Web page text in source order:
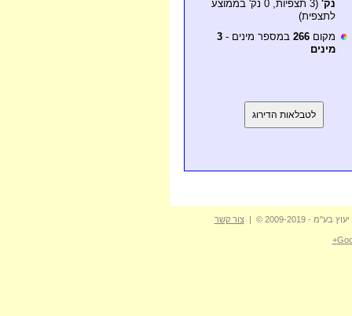
נק'
(3 תצפיות, 0 נק' בממוצע
לתצפית)
מקום 266 במספר מינים - 3
מינים
לטבלאות הדירוג
- 2009-2019 © | צור קשר